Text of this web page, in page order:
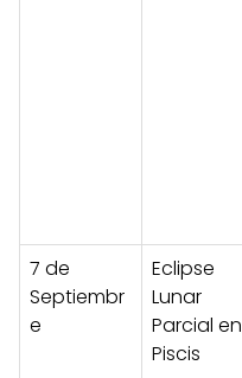
7 de
Septiembr
e
Eclipse
Lunar
Parcial en
Piscis